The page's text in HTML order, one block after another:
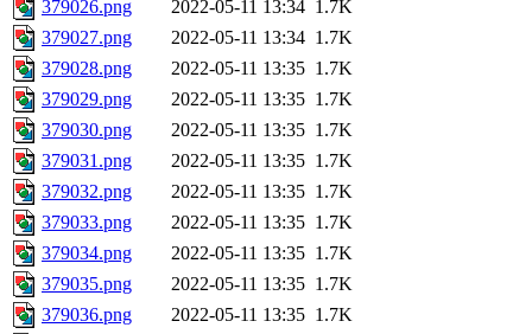
379026.png
2022-05-11 13:34 1.7K
379027.png
2022-05-11 13:34 1.7K
379028.png
2022-05-11 13:35 1.7K
379029.png
2022-05-11 13:35 1.7K
379030.png
2022-05-11 13:35 1.7K
379031.png
2022-05-11 13:35 1.7K
379032.png
2022-05-11 13:35 1.7K
379033.png
2022-05-11 13:35 1.7K
379034.png
2022-05-11 13:35 1.7K
379035.png
2022-05-11 13:35 1.7K
379036.png
2022-05-11 13:35 1.7K